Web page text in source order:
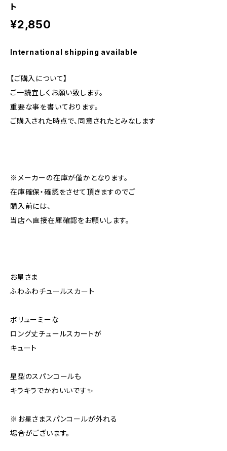
ト
¥2,850
International shipping available
【ご購入について】
ご一読宜しくお願い致します。
重要な事を書いております。
ご購入された時点で、同意されたとみなします
※メーカーの在庫が僅かとなります。
在庫確保・確認をさせて頂きますのでご
購入前には、
当店へ直接在庫確認をお願いします。
お星さま
ふわふわチュールスカート
ボリューミーな
ロング丈チュールスカートが
キュート
星型のスパンコールも
キラキラでかわいいです✨
※お星さまスパンコールが外れる
場合がございます。